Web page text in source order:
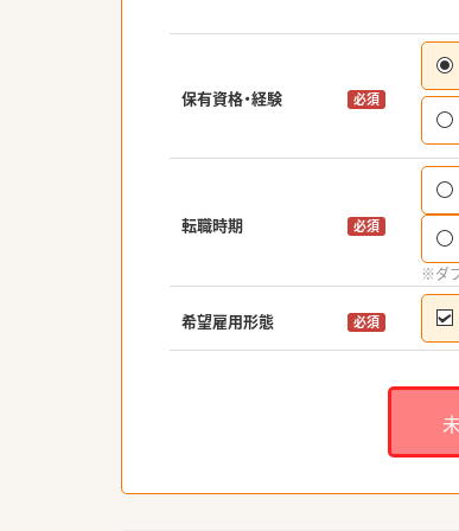
保有資格・経験 必須
転職時期 必須
※ダ
希望雇用形態 必須